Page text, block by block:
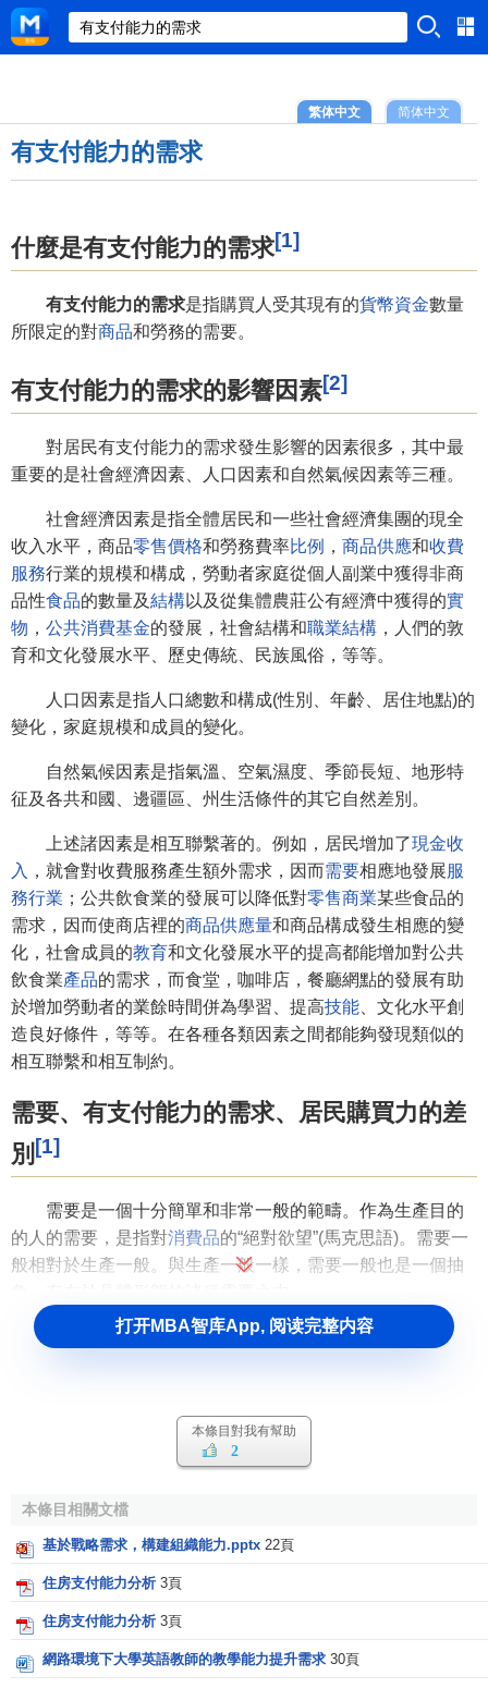
简体中文
繁体中文
有支付能力的需求
什麼是有支付能力的需求[1]
有支付能力的需求是指購買人受其現有的貨幣資金數量
所限定的對商品和勞務的需要。
有支付能力的需求的影響因素[2]
對居民有支付能力的需求發生影響的因素很多，其中最
重要的是社會經濟因素、人口因素和自然氣候因素等三種。
社會經濟因素是指全體居民和一些社會經濟集團的現全
收入水平，商品零售價格和勞務費率比例 ， 商品供應和收費
服務行業的規模和構成，勞動者家庭從個人副業中獲得非商
品性食品的數量及結構以及從集體農莊公有經濟中獲得的實
物 ， 公共消費基金的發展，社會結構和職業結構 ，人們的敦
育和文化發展水平、歷史傳統、民族風俗，等等。
人口因素是指人口總數和構成(性別、年齡、居住地點)的
變化，家庭規模和成員的變化。
自然氣候因素是指氣溫、空氣濕度、季節長短、地形特
征及各共和國、邊疆區、州生活條件的其它自然差別。
上述諸因素是相互聯繫著的。例如，居民增加了現金收
入 ，就會對收費服務產生額外需求，因而需要相應地發展服
務行業 ；公共飲食業的發展可以降低對零售商業某些食品的
需求，因而使商店裡的商品供應量和商品構成發生相應的變
化，社會成員的教育和文化發展水平的提高都能增加對公共
飲食業產品的需求，而食堂，咖啡店，餐廳網點的發展有助
於增加勞動者的業餘時間併為學習、提高技能 、文化水平創
造良好條件，等等。在各種各類因素之間都能夠發現類似的
相互聯繫和相互制約。
需要、有支付能力的需求、居民購買力的差
別 [1]
需要是一個十分簡單和非常一般的範疇。作為生產目的
的人的需要，是指對消費品的“絕對欲望”(馬克思語)。需要一
般相對於生產一般。與生產一般一樣，需要一般也是一個抽
與需要一般不同，有支付能力的需求是一個具有特殊規
的需要和對消費品的需要。本文僅討論居
民有支付能力的需求，因此限於個人
品的需要。有支付能力的需求實質上是受生產水平制約的有
限度的需要，它的大小決定於居民的貨幣收入量。但在社會
會勞動者有支付能力的需求那樣，要受
義積累規律的限制。
在社會主義社會，有支付能力的需求並不等於在社會生
產力許可範圍內居民的全部需要，還有一部分不具有
打开MBA智库App, 阅读完整内容
本條目對我有幫助
2
本條目相關文檔
基於戰略需求，構建組織能力.pptx 22頁
住房支付能力分析 3頁
住房支付能力分析 3頁
網路環境下大學英語教師的教學能力提升需求 30頁